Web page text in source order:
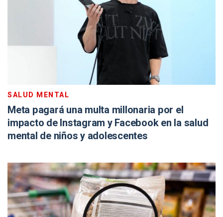
SALUD MENTAL
Meta pagará una multa millonaria por el
impacto de Instagram y Facebook en la salud
mental de niños y adolescentes